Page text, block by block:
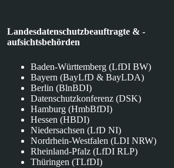
Landesdatenschutzbeauftragte & -
aufsichtsbehörden
Baden-Württemberg (LfDI BW)
Bayern (BayLfD & BayLDA)
Berlin (BlnBDI)
Datenschutzkonferenz (DSK)
Hamburg (HmbBfDI)
Hessen (HBDI)
Niedersachsen (LfD NI)
Nordrhein-Westfalen (LDI NRW)
Rheinland-Pfalz (LfDI RLP)
Thüringen (TLfDI)